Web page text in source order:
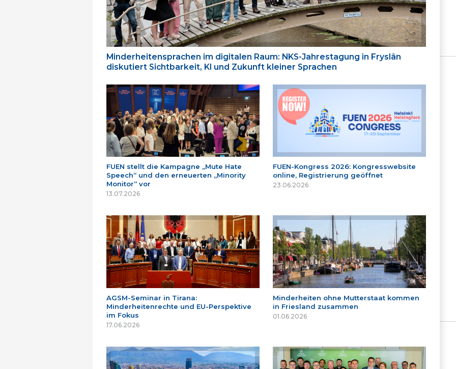
Minderheitensprachen im digitalen Raum: NKS-Jahrestagung in Fryslân
diskutiert Sichtbarkeit, KI und Zukunft kleiner Sprachen
FUEN stellt die Kampagne „Mute Hate
Speech“ und den erneuerten „Minority
Monitor“ vor
13.07.2026
FUEN-Kongress 2026: Kongresswebsite
online, Registrierung geöffnet
23.06.2026
AGSM-Seminar in Tirana:
Minderheitenrechte und EU-Perspektive
im Fokus
17.06.2026
Minderheiten ohne Mutterstaat kommen
in Friesland zusammen
01.06.2026